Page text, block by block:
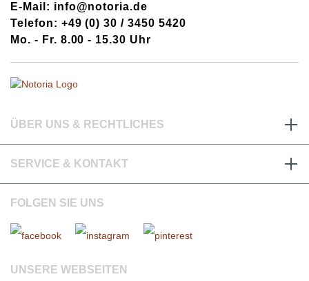
E-Mail: info@notoria.de
Telefon: +49 (0) 30 / 3450 5420
Mo. - Fr. 8.00 - 15.30 Uhr
ÜBER UNS & RECHTLICHES
SERVICE & KONTAKT
FOLGEN SIE UNS
UNSERE WEBSEITEN